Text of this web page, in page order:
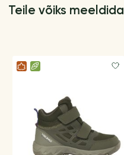
Teile võiks meeldida